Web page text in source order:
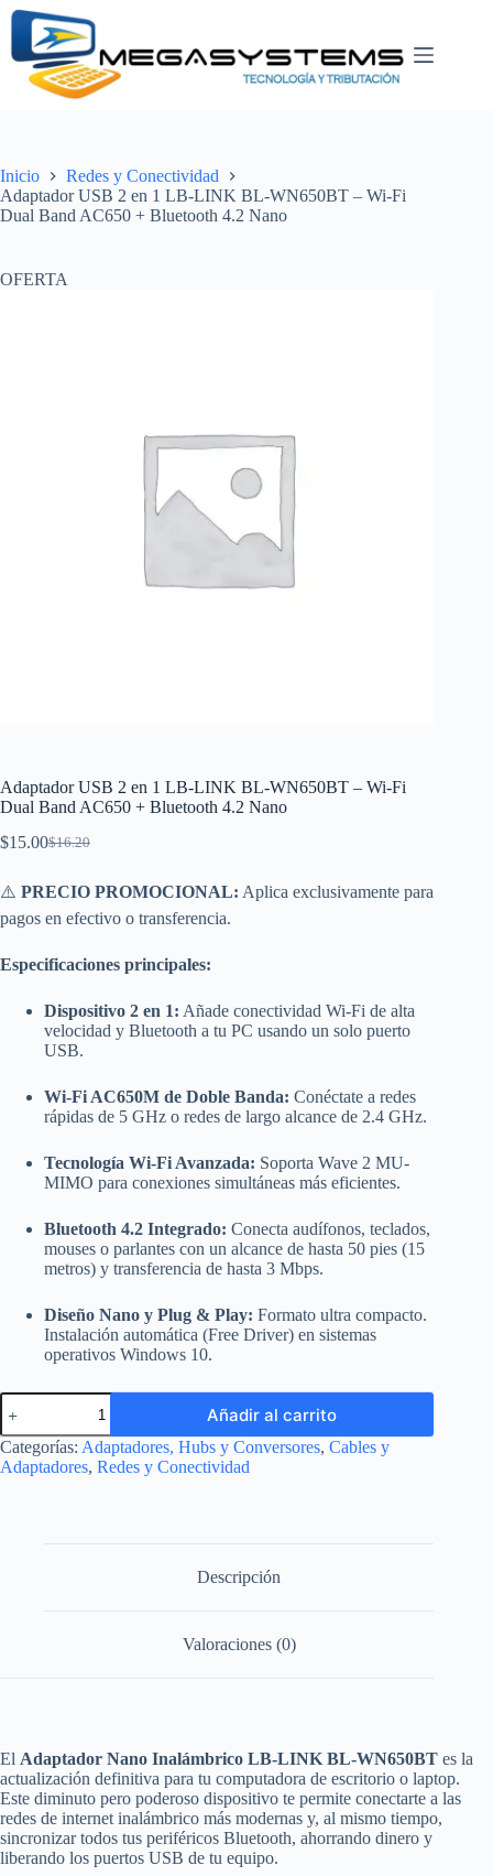
Saltar
contenido
Inicio
Redes y Conectividad
Adaptador USB 2 en 1 LB-LINK BL-WN650BT – Wi-Fi
Dual Band AC650 + Bluetooth 4.2 Nano
OFERTA
Adaptador USB 2 en 1 LB-LINK BL-WN650BT – Wi-Fi
Dual Band AC650 + Bluetooth 4.2 Nano
$16.20
El
original
$16.20.
$15.00El
actual
$15.00.
⚠️ PRECIO PROMOCIONAL: Aplica exclusivamente para
pagos en efectivo o transferencia.
Especificaciones principales:
Dispositivo 2 en 1: Añade conectividad Wi-Fi de alta
velocidad y Bluetooth a tu PC usando un solo puerto
USB.
Wi-Fi AC650M de Doble Banda: Conéctate a redes
rápidas de 5 GHz o redes de largo alcance de 2.4 GHz.
Tecnología Wi-Fi Avanzada: Soporta Wave 2 MU-
MIMO para conexiones simultáneas más eficientes.
Bluetooth 4.2 Integrado: Conecta audífonos, teclados,
mouses o parlantes con un alcance de hasta 50 pies (15
metros) y transferencia de hasta 3 Mbps.
Diseño Nano y Plug & Play: Formato ultra compacto.
Instalación automática (Free Driver) en sistemas
operativos Windows 10.
Adaptador
USB
2
en
1
WN650BT
+
cantidad
Añadir al carrito
Categorías: Adaptadores, Hubs y Conversores, Cables y
Adaptadores, Redes y Conectividad
Descripción
Valoraciones (0)
El Adaptador Nano Inalámbrico LB-LINK BL-WN650BT es la
actualización definitiva para tu computadora de escritorio o laptop.
Este diminuto pero poderoso dispositivo te permite conectarte a las
redes de internet inalámbrico más modernas y, al mismo tiempo,
sincronizar todos tus periféricos Bluetooth, ahorrando dinero y
liberando los puertos USB de tu equipo.